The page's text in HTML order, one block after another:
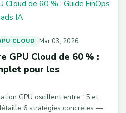
CLOUD Mar 03, 2026
GPU Cloud de 60 % :
pour les
GPU oscillent entre 15 et
6 stratégies concrètes —